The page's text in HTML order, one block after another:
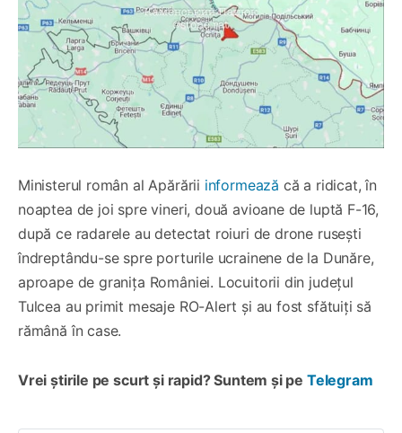
Ministerul român al Apărării informează că a ridicat, în
noaptea de joi spre vineri, două avioane de luptă F-16,
după ce radarele au detectat roiuri de drone rusești
îndreptându-se spre porturile ucrainene de la Dunăre,
aproape de granița României. Locuitorii din județul
Tulcea au primit mesaje RO-Alert și au fost sfătuiți să
rămână în case.
Vrei știrile pe scurt și rapid? Suntem și pe Telegram